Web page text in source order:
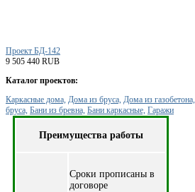
Проект БД-142
9 505 440 RUB
Каталог проектов:
Каркасные дома, Дома из бруса, Дома из газобетона,
бруса, Бани из бревна, Бани каркасные, Гаражи
Преимущества работы
Cроки прописаны в
договоре